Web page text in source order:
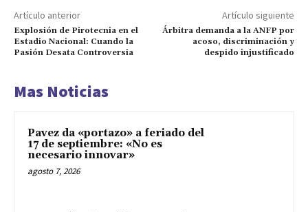
Artículo anterior
Explosión de Pirotecnia en el
Estadio Nacional: Cuando la
Pasión Desata Controversia
Artículo siguiente
Árbitra demanda a la ANFP por
acoso, discriminación y
despido injustificado
Mas Noticias
Pavez da «portazo» a feriado del
17 de septiembre: «No es
necesario innovar»
agosto 7, 2026